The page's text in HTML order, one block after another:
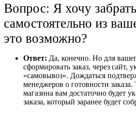
Вопрос: Я хочу
самостоятельно из
это возможно?
Ответ: Да, конечно. Но для
сформировать заказ, через сайт,
«самовывоз». Дождаться
менеджеров о готовности
магазина вам достаточно будет
заказа, который заранее будет